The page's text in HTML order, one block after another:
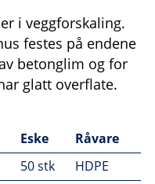
i veggforskaling.
festes på endene
betonglim og for
glatt overflate.
Eske
Råvare
50 stk
HDPE